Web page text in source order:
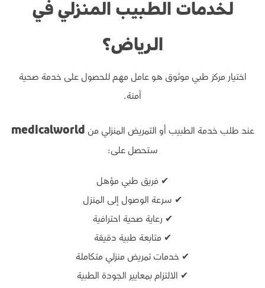
لخدمات الطبيب المنزلي في
الرياض؟
اختيار مركز طبي موثوق هو عامل مهم للحصول على خدمة صحية
آمنة.
عند طلب خدمة الطبيب أو التمريض المنزلي من medicalworld
ستحصل على:
✔ فريق طبي مؤهل
✔ سرعة الوصول إلى المنزل
✔ رعاية صحية احترافية
✔ متابعة طبية دقيقة
✔ خدمات تمريض منزلي متكاملة
✔ الالتزام بمعايير الجودة الطبية